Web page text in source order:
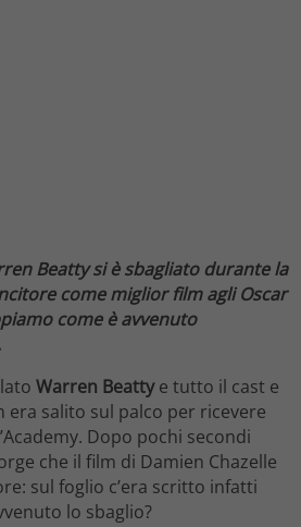
Beatty si è sbagliato durante la
come miglior film agli Oscar
come è avvenuto
Warren Beattye tutto il cast e
era salito sul palco per ricevere
Dopo pochi secondi
che il film di Damien Chazelle
sul foglio c’era scritto infatti
lo sbaglio?